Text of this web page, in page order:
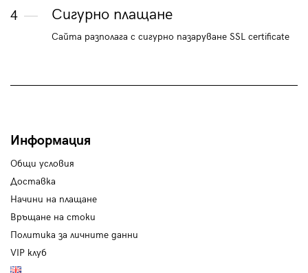
4 Сигурно плащане
Сайта разполага с сигурно пазаруване SSL certificate
Информация
Общи условия
Доставка
Начини на плащане
Връщане на стоки
Политика за личните данни
VIP клуб